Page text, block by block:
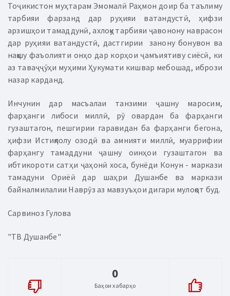
Тоҷикистон муҳтарам Эмомалӣ Раҳмон доир ба таълиму
тарбияи фарзанд дар руҳияи ватандустӣ, ҳифзи
арзишҳои тамаддунӣ, ахлоқу тарбияи ҷавонону наврасон
дар руҳияи ватандустӣ, дастгирии занону бонувон ва
нақшу фаъолияти онҳо дар корҳои ҷамъиятиву сиёсӣ, ки
аз таваҷҷӯҳи муҳими Ҳукумати кишвар мебошад, ибрози
назар карданд.
Инчунин дар масъалаи танзими ҷашну маросим,
фарҳанги либоси миллӣ, рӯ овардан ба фарҳанги
гузаштагон, пешгирии гаравидан ба фарҳанги бегона,
ҳифзи Истиқлолу озодӣ ва амнияти миллӣ, муаррифии
фарҳангу тамаддуни ҷашну оинҳои гузаштагон ва
ибтикороти сатҳи ҷаҳонӣ хоса, бунёди Конун - маркази
тамадуни Ориёӣ дар шаҳри Душанбе ва маркази
байналмилалии Наврӯз аз мавзуъҳои дигари мулоқот буд.
Сарвиноз Гулова
"ТВ Душанбе"
0
Баҳои хабарҳо